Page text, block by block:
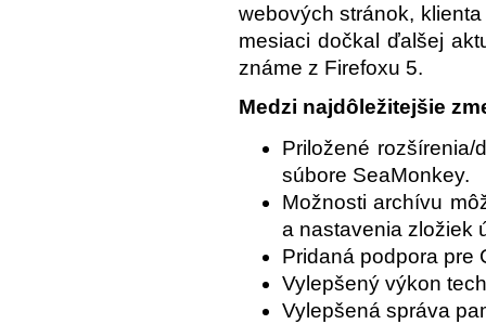
webových stránok,
mesiaci dočkal ďalšej
známe z Firefoxu 5.
Medzi najdôležitejšie
Priložené
súbore SeaMonkey.
Možnosti archívu
a nastavenia zložiek
Pridaná podpora pre
Vylepšený výkon
Vylepšená správa